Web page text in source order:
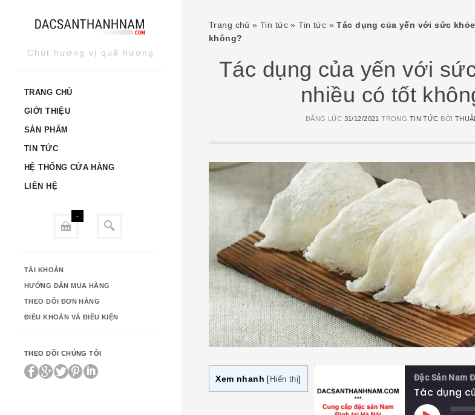
Chút hương vị quê hương
TRANG CHỦ
GIỚI THIỆU
SẢN PHẨM
TIN TỨC
HỆ THỐNG CỬA HÀNG
LIÊN HỆ
-
TÀI KHOẢN
HƯỚNG DẪN MUA HÀNG
THEO DÕI ĐƠN HÀNG
ĐIỀU KHOẢN VÀ ĐIỀU KIỆN
THEO DÕI CHÚNG TÔI
Trang chủ »Tin tức »Tin tức »Tác dụng của yến với sức
không?
Tác dụng của yến với
nhiều có tốt
ĐĂNG LÚC 31/12/2021 TRONG TIN TỨC BỞI
Xem nhanh [ Hiển thị] Đặc Sản Nam